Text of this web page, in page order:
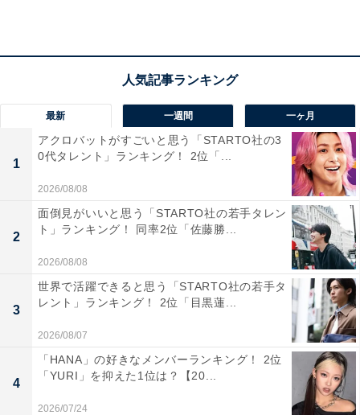
1位：佐藤弘道（1993～2005年）／215票
最新 一週間 一ヶ月
1
アクロバットがすごいと思う「STARTO社の3
0代タレント」ランキング！ 2位「...
2026/08/08
2
面倒見がいいと思う「STARTO社の若手タレン
ト」ランキング！ 同率2位「佐藤勝...
2026/08/08
3
世界で活躍できると思う「STARTO社の若手タ
レント」ランキング！ 2位「目黒蓮...
2026/08/07
4
「HANA」の好きなメンバーランキング！ 2位
「YURI」を抑えた1位は？【20...
2026/07/24